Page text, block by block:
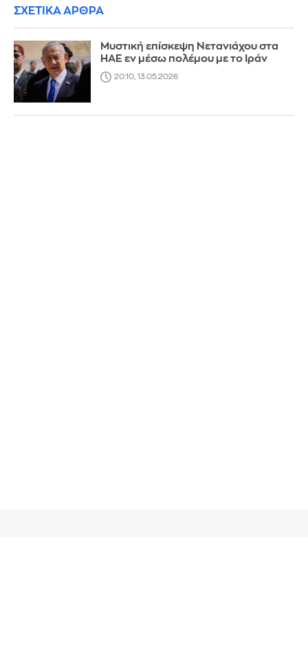
ΣΧΕΤΙΚΑ ΑΡΘΡΑ
Μυστική επίσκεψη Νετανιάχου στα
ΗΑΕ εν μέσω πολέμου με το Ιράν
20:10, 13.05.2026